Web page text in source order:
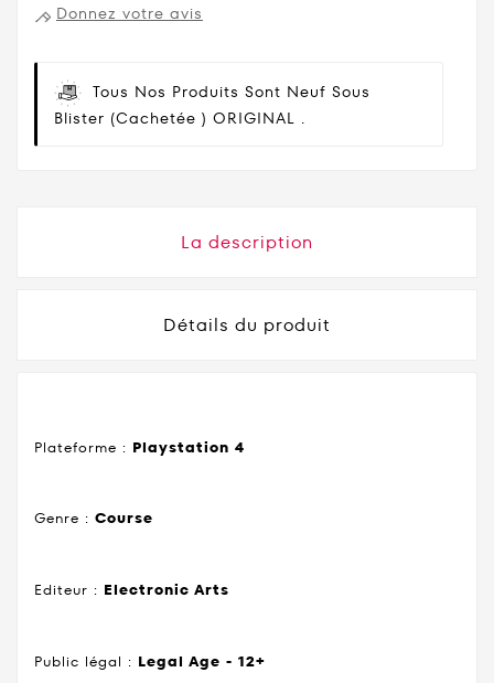
Donnez votre avis
Tous Nos Produits Sont Neuf Sous
Blister (cachetée ) ORIGINAL .
La description
Détails du produit
Plateforme : Playstation 4
Genre : Course
Editeur : Electronic Arts
Public légal : Legal Age - 12+